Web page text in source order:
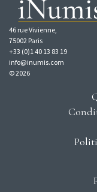
46 rue Vivienne,
75002 Paris
+33 (0)1 40 13 83 19
info@inumis.com
© 2026